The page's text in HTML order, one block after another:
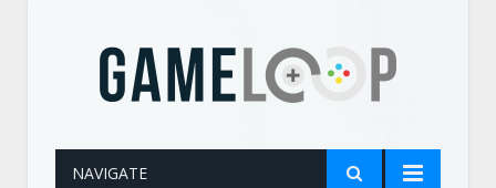
NAVIGATE